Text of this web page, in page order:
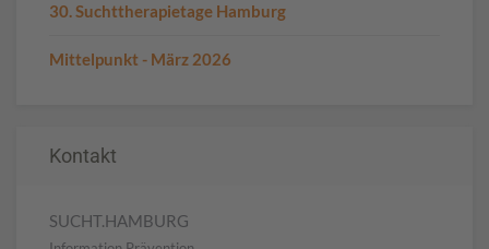
30. Suchttherapietage Hamburg
Mittelpunkt - März 2026
Kontakt
SUCHT.HAMBURG